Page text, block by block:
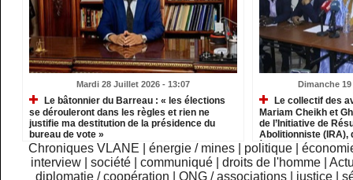
Mardi 28 Juillet 2026 - 13:07
Le bâtonnier du Barreau : « les élections
se dérouleront dans les règles et rien ne
justifie ma destitution de la présidence du
bureau de vote »
Dimanche
Le collectif des
Mariam Cheikh et
de l’Initiative de
Abolitionniste (IRA),
à deux ans de
perte des droits
Chroniques VLANE énergie / mines politique
interview
|société |communiqué |droits de l'homme |
diplomatie / coopération
ONG / associations justice